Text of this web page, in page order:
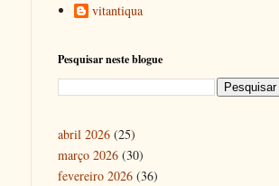
vitantiqua
Pesquisar neste blogue
abril 2026 (25)
março 2026 (30)
fevereiro 2026 (36)